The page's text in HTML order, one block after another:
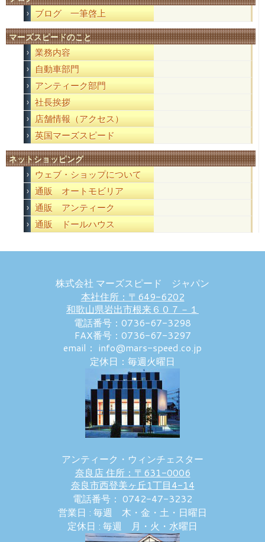
ブログ 一筆啓上
マーズスピードのこと
業務内容
自動車部門
アンティーク部門
社長挨拶
店舗情報（アクセス）
英国マーズスピード
ネットショッピング
ウェブ・ショップについて
通販 オートモビリア
通販 アンティーク
通販 ドールハウス
株式会社 マーズスピード ジャパン
本社住所：〒649-6202
和歌山県岩出市根来６０７－１
電話番号：0736-67-3298
FAX番号：0736-67-3297
email： info@mars-speed.co.jp
定休日：毎週火曜日
アンティーク・ウィンチェスター
奈良店 住所：〒631-0006
奈良市西登美ヶ丘1丁目4-14
電話番号： 0742-47-3232
営業日 : 毎週 木・金・土・日曜日
定休日 : 毎週 月・火・水曜日